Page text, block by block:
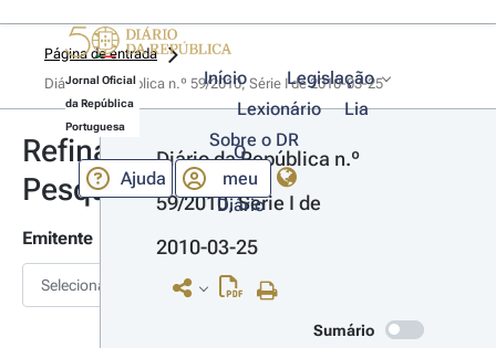
Jornal Oficial
da República
Portuguesa
Início
Legislação
Lexionário
Lia
Sobre o DR
Ajuda
O
meu
Diário
Página de entrada
Diário da República n.º 59/2010, Série I de 2010-03-25
Refinar
Pesquisa
Emitente
Selecionar
Diário da República n.º
59/2010, Série I de
2010-03-25
Sumário